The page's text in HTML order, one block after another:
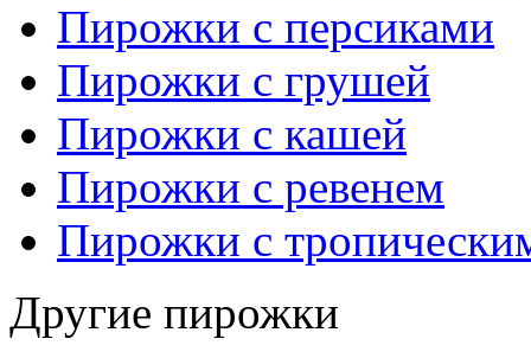
Пирожки с персиками
Пирожки с грушей
Пирожки с кашей
Пирожки с ревенем
Пирожки с
Другие пирожки